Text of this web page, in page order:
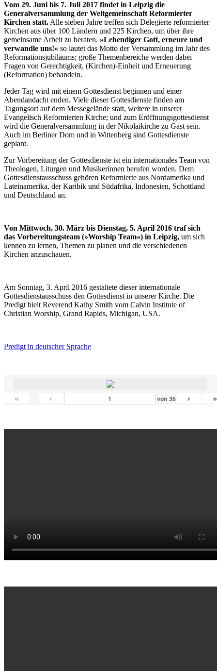
Vom 29. Juni bis 7. Juli 2017 findet in Leipzig die
Generalversammlung der Weltgemeinschaft Reformierter
Kirchen statt.Alle sieben Jahre treffen sich Delegierte reformierter
Kirchen aus über 100 Ländern und 225 Kirchen, um über ihre
gemeinsame Arbeit zu beraten. »Lebendiger Gott, erneure und
verwandle uns!« so lautet das Motto der Versammlung im Jahr des
Reformationsjubiläums; große Themenbereiche werden dabei
Fragen von Gerechtigkeit, (Kirchen)-Einheit und Erneuerung
(Reformation) behandeln.
Jeder Tag wird mit einem Gottesdienst beginnen und einer
Abendandacht enden. Viele dieser Gottesdienste finden am
Tagungsort auf dem Messegelände statt, weitere in unserer
Evangelisch Reformierten Kirche; und zum Eröffnungsgottesdienst
wird die Generalversammlung in der Nikolaikirche zu Gast sein.
Auch im Berliner Dom und in Wittenberg sind Gottesdienste
geplant.
Zur Vorbereitung der Gottesdienste ist ein internationales Team von
Theologen, Liturgen und Musikerinnen berufen worden. Dem
Gottesdienstausschuss gehören Reformierte aus Nordamerika und
Lateinamerika, der Karibik und Südafrika, Indonesien, Schottland
und Deutschland an.
Von Mittwoch, 30. März bis Dienstag, 5. April 2016 traf sich
das Vorbereitungsteam (»Worship Team«) in Leipzig, um sich
kennen zu lernen, Themen zu planen und die verschiedenen
Kirchen anzuschauen.
Am Sonntag, 3. April 2016 gestaltete dieser internationale
Gottesdienstausschuss den Gottesdienst in unserer Kirche. Die
Predigt hielt Reverend Kathy Smith vom Calvin Institute of
Christian Worship, Grand Rapids, Michigan, USA.
Predigt in deutscher Sprache
« ‹ von 36 › »